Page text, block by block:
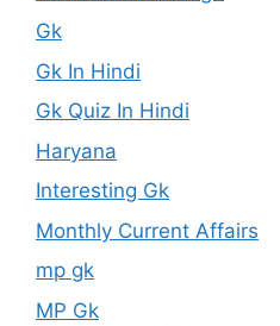
Gk
Gk In Hindi
Gk Quiz In Hindi
Haryana
Interesting Gk
Monthly Current Affairs
mp gk
MP Gk